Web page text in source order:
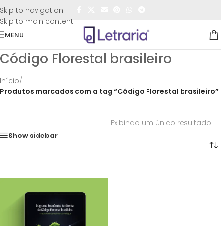
Skip to navigation
Skip to main content
FRETE GRÁTIS
MENU
Código Florestal brasileiro
Início/
Produtos marcados com a tag “Código Florestal brasileiro”
Show sidebar
Exibindo um único resultado